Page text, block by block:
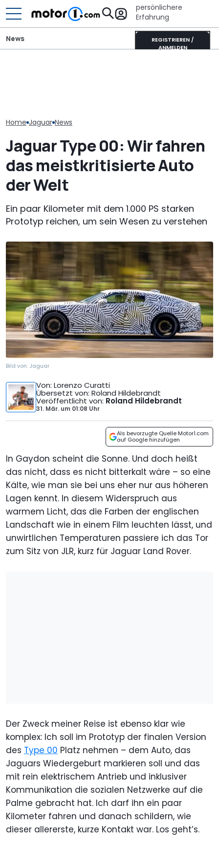
persönlichere
Erfahrung
REGISTRIEREN /
ANMELDEN
News
Home Jaguar News
Jaguar Type 00: Wir fahren
das meistkritisierte Auto
der Welt
Ein paar Kilometer mit dem 1.000 PS starken
Prototyp reichen, um sein Wesen zu verstehen
Bild von: Jaguar
Von: Lorenzo Curatti
Übersetzt von: Roland Hildebrandt
Veröffentlicht von: Roland Hildebrandt
31. Mär. um 01:08 Uhr
Als bevorzugte Quelle Motor1.com
auf Google hinzufügen
In Gaydon scheint die Sonne. Und doch heißt
das nicht, dass es nicht bitterkalt wäre – so eine
Kälte, wie man sie bei uns eher nur aus höheren
Lagen kennt. In diesem Widerspruch aus
warmem Licht, das die Farben der englischen
Landschaft wie in einem Film leuchten lässt, und
unwirtlichen Temperaturen passiere ich das Tor
zum Sitz von JLR, kurz für Jaguar Land Rover.
Der Zweck meiner Reise ist ebenso klar wie
komplex: Ich soll im Prototyp der finalen Version
des Type 00 Platz nehmen – dem Auto, das
Jaguars Wiedergeburt markieren soll und das
mit rein elektrischem Antrieb und inklusiver
Kommunikation die sozialen Netzwerke auf die
Palme gebracht hat. Ich darf ihn ein paar
Kilometer fahren und danach schildern, wie
dieser allererste, kurze Kontakt war. Los geht’s.